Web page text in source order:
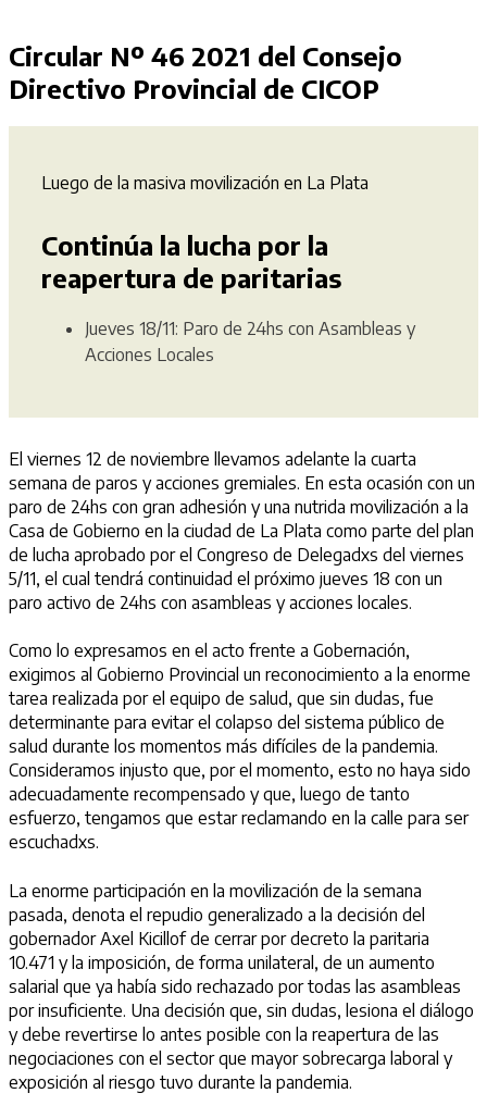
Circular Nº 46 2021 del Consejo
Directivo Provincial de CICOP
Luego de la masiva movilización en La Plata
Continúa la lucha por la
reapertura de paritarias
Jueves 18/11: Paro de 24hs con Asambleas y
Acciones Locales
El viernes 12 de noviembre llevamos adelante la cuarta
semana de paros y acciones gremiales. En esta ocasión con un
paro de 24hs con gran adhesión y una nutrida movilización a la
Casa de Gobierno en la ciudad de La Plata como parte del plan
de lucha aprobado por el Congreso de Delegadxs del viernes
5/11, el cual tendrá continuidad el próximo jueves 18 con un
paro activo de 24hs con asambleas y acciones locales.
Como lo expresamos en el acto frente a Gobernación,
exigimos al Gobierno Provincial un reconocimiento a la enorme
tarea realizada por el equipo de salud, que sin dudas, fue
determinante para evitar el colapso del sistema público de
salud durante los momentos más difíciles de la pandemia.
Consideramos injusto que, por el momento, esto no haya sido
adecuadamente recompensado y que, luego de tanto
esfuerzo, tengamos que estar reclamando en la calle para ser
escuchadxs.
La enorme participación en la movilización de la semana
pasada, denota el repudio generalizado a la decisión del
gobernador Axel Kicillof de cerrar por decreto la paritaria
10.471 y la imposición, de forma unilateral, de un aumento
salarial que ya había sido rechazado por todas las asambleas
por insuficiente. Una decisión que, sin dudas, lesiona el diálogo
y debe revertirse lo antes posible con la reapertura de las
negociaciones con el sector que mayor sobrecarga laboral y
exposición al riesgo tuvo durante la pandemia.